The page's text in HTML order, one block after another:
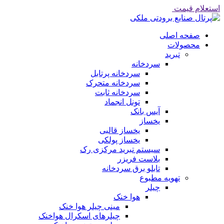
استعلام قیمت
صفحه اصلی
محصولات
تبرید
سردخانه
سردخانه پرتابل
سردخانه متحرک
سردخانه ثابت
تونل انجماد
آیس بانک
یخساز
یخساز قالبی
یخساز پولکی
سیستم تبرید مرکزی رک
بلاست فریزر
تابلو برق سردخانه
تهویه مطبوع
چیلر
هوا خنک
مینی چیلر هوا خنک
چیلرهای اسکرال هواخنک